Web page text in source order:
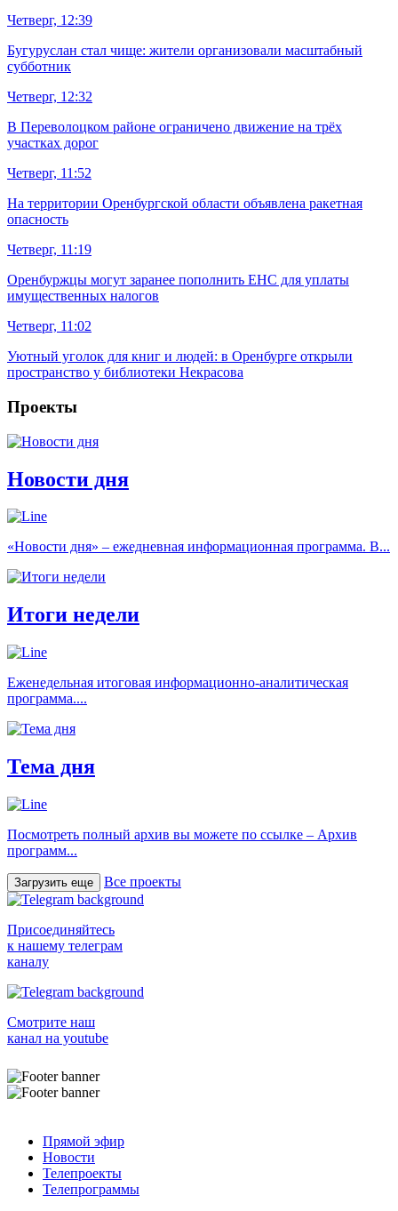
Четверг, 12:39
Бугуруслан стал чище: жители организовали масштабный
субботник
Четверг, 12:32
В Переволоцком районе ограничено движение на трёх
участках дорог
Четверг, 11:52
На территории Оренбургской области объявлена ракетная
опасность
Четверг, 11:19
Оренбуржцы могут заранее пополнить ЕНС для уплаты
имущественных налогов
Четверг, 11:02
Уютный уголок для книг и людей: в Оренбурге открыли
пространство у библиотеки Некрасова
Проекты
Новости дня
«Новости дня» – ежедневная информационная программа. В...
Итоги недели
Еженедельная итоговая информационно-аналитическая
программа....
Тема дня
Посмотреть полный архив вы можете по ссылке – Архив
программ...
Загрузить еще Все проекты
Присоединяйтесь
к нашему телеграм
каналу
Смотрите наш
канал на youtube
Прямой эфир
Новости
Телепроекты
Телепрограммы